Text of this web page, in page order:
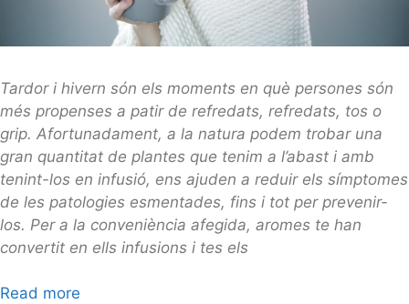
Tardor i hivern són els moments en què persones són
més propenses a patir de refredats, refredats, tos o
grip. Afortunadament, a la natura podem trobar una
gran quantitat de plantes que tenim a l’abast i amb
tenint-los en infusió, ens ajuden a reduir els símptomes
de les patologies esmentades, fins i tot per prevenir-
los. Per a la conveniència afegida, aromes te han
convertit en ells infusions i tes els
Read more